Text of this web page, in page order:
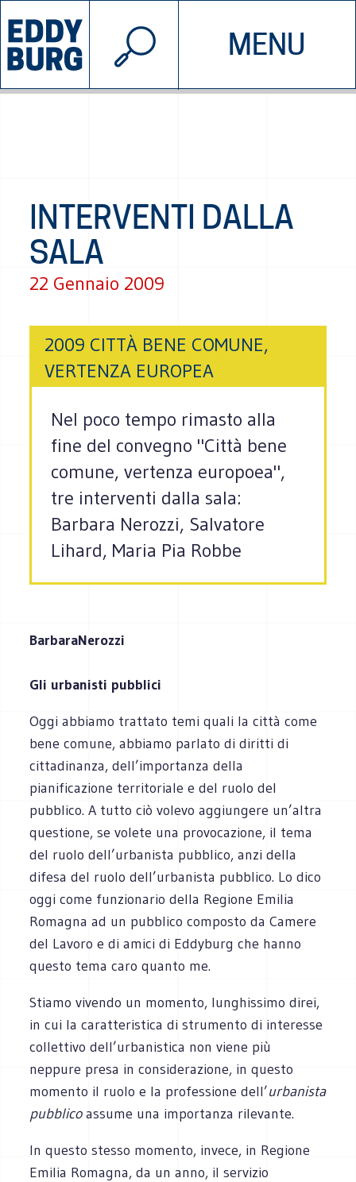
MENU
INIZIATIVE CHI SIAMO
© 2026 EDDYBURG
INTERVENTI DALLA
SALA
22 Gennaio 2009
2009 CITTÀ BENE COMUNE,
VERTENZA EUROPEA
Nel poco tempo rimasto alla
fine del convegno "Città bene
comune, vertenza europoea",
tre interventi dalla sala:
Barbara Nerozzi, Salvatore
Lihard, Maria Pia Robbe
BarbaraNerozzi
Gli urbanisti pubblici
Oggi abbiamo trattato temi quali la città come
bene comune, abbiamo parlato di diritti di
cittadinanza, dell’importanza della
pianificazione territoriale e del ruolo del
pubblico. A tutto ciò volevo aggiungere un’altra
questione, se volete una provocazione, il tema
del ruolo dell’urbanista pubblico, anzi della
difesa del ruolo dell’urbanista pubblico. Lo dico
oggi come funzionario della Regione Emilia
Romagna ad un pubblico composto da Camere
del Lavoro e di amici di Eddyburg che hanno
questo tema caro quanto me.
Stiamo vivendo un momento, lunghissimo direi,
in cui la caratteristica di strumento di interesse
collettivo dell’urbanistica non viene più
neppure presa in considerazione, in questo
momento il ruolo e la professione dell’urbanista
pubblicoassume una importanza rilevante.
In questo stesso momento, invece, in Regione
Emilia Romagna, da un anno, il servizio